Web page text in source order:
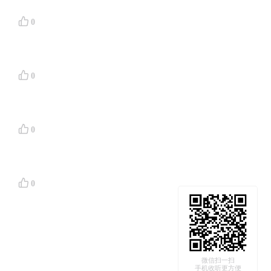
0
0
0
0
微信扫一扫
手机收听更方便